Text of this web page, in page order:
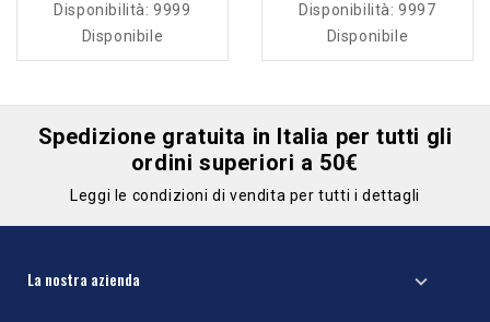
Disponibilità:9999
Disponibile
Disponibilità:9997
Disponibile
Spedizione gratuita in Italia per tutti gli
ordini superiori a 50€
Leggi le condizioni di vendita per tutti i dettagli
La nostra azienda 